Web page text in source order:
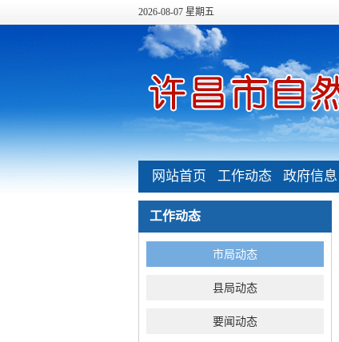
2026-08-07 星期五
网站首页 工作动态
政府信息
公开
工作动态
市局动态
县局动态
要闻动态